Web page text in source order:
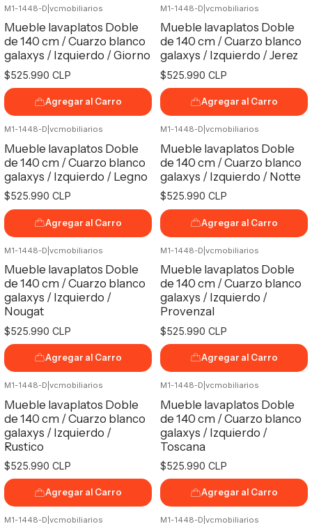
M1-1448-D vcmobiliarios
Mueble lavaplatos Doble
de 140 cm / Cuarzo blanco
galaxys / Izquierdo / Giorno
$525.990 CLP
Agregar al Carro
M1-1448-D vcmobiliarios
Mueble lavaplatos Doble
de 140 cm / Cuarzo blanco
galaxys / Izquierdo / Jerez
$525.990 CLP
Agregar al Carro
M1-1448-D vcmobiliarios
Mueble lavaplatos Doble
de 140 cm / Cuarzo blanco
galaxys / Izquierdo / Legno
$525.990 CLP
Agregar al Carro
M1-1448-D vcmobiliarios
Mueble lavaplatos Doble
de 140 cm / Cuarzo blanco
galaxys / Izquierdo / Notte
$525.990 CLP
Agregar al Carro
M1-1448-D vcmobiliarios
Mueble lavaplatos Doble
de 140 cm / Cuarzo blanco
galaxys / Izquierdo /
Nougat
$525.990 CLP
Agregar al Carro
M1-1448-D vcmobiliarios
Mueble lavaplatos Doble
de 140 cm / Cuarzo blanco
galaxys / Izquierdo /
Provenzal
$525.990 CLP
Agregar al Carro
M1-1448-D vcmobiliarios
Mueble lavaplatos Doble
de 140 cm / Cuarzo blanco
galaxys / Izquierdo /
Rustico
$525.990 CLP
Agregar al Carro
M1-1448-D vcmobiliarios
Mueble lavaplatos Doble
de 140 cm / Cuarzo blanco
galaxys / Izquierdo /
Toscana
$525.990 CLP
Agregar al Carro
M1-1448-D vcmobiliarios M1-1448-D vcmobiliarios